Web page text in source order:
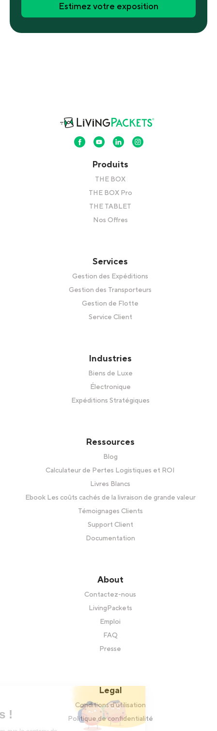
les Témoins !
Estimez votre exposition
Produits
THE BOX
THE BOX Pro
THE TABLET
Nos Offres
Services
Gestion des Expéditions
Gestion des Transporteurs
Gestion de Flotte
Service Client
Industries
Biens de Luxe
Électronique
Expéditions Stratégiques
Ressources
Blog
Calculateur de Pertes Logistiques et ROI
Livres Blancs
Ebook Les coûts cachés de la livraison de grande valeur
Témoignages Clients
Support Client
Documentation
About
Contactez-nous
LivingPackets
Emploi
FAQ
Presse
Legal
Conditions d'utilisation
Politique de confidentialité